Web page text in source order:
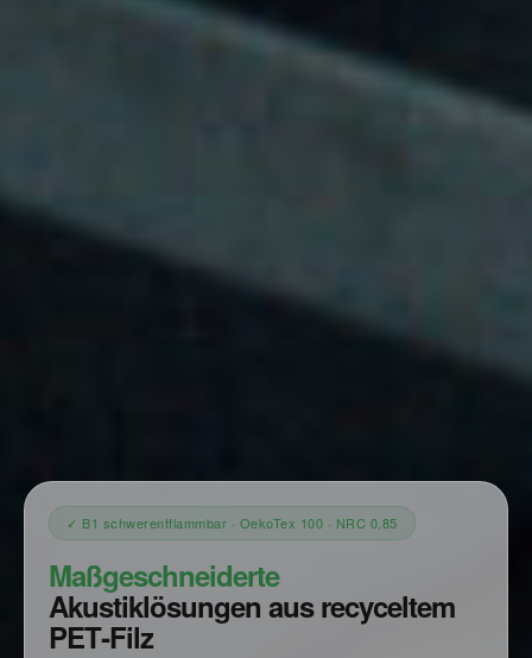
✓ B1 schwerentflammbar · OekoTex 100 · NRC 0,85
Maßgeschneiderte
Akustiklösungen aus recyceltem
PET‑Filz